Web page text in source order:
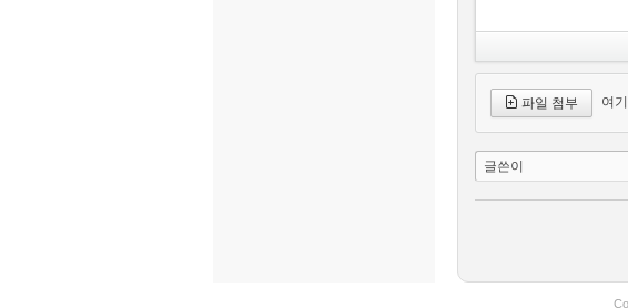
파일 첨부 여
글쓴이